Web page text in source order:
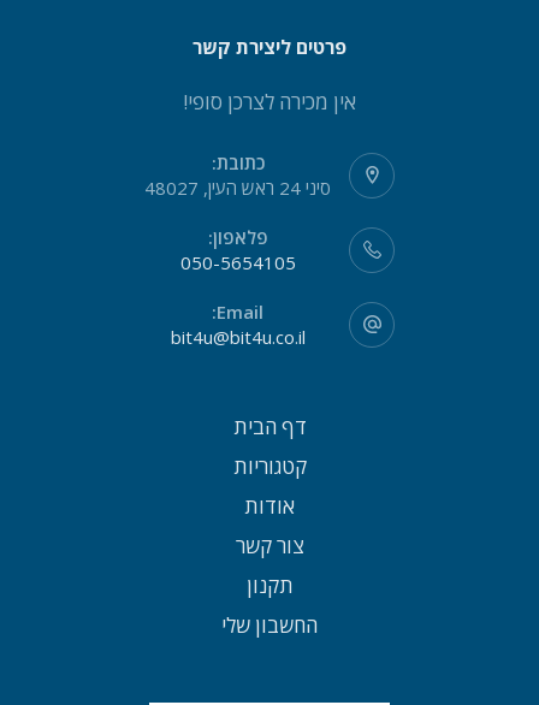
פרטים ליצירת קשר
אין מכירה לצרכן סופי!
כתובת:
סיני 24 ראש העין, 48027
פלאפון:
050-5654105
Email:
bit4u@bit4u.co.il
דף הבית
קטגוריות
אודות
צור קשר
תקנון
החשבון שלי